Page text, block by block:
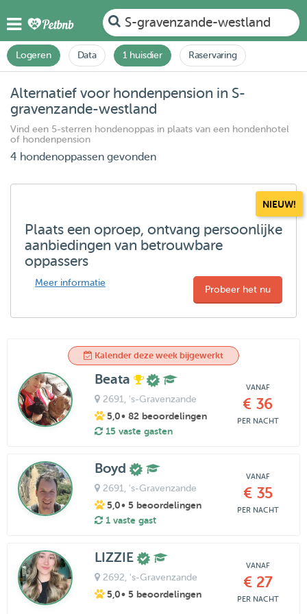
S-gravenzande-westland
Logeren Data 1 huisdier Raservaring
Alternatief voor hondenpension in S-
gravenzande-westland
Vind een 5-sterren hondenoppas in plaats van een hondenhotel
of hondenpension
4 hondenoppassen gevonden
NIEUW!
Plaats een oproep, ontvang persoonlijke
aanbiedingen van betrouwbare
oppassers
Meer informatie
Probeer het nu
Kalender deze week bijgewerkt
Beata
2691 , 's-Gravenzande
5,0• 82 beoordelingen
15 vaste gasten
VANAF
€ 36
PER NACHT
Boyd
2691 , 's-Gravenzande
5,0• 5 beoordelingen
1 vaste gast
VANAF
€ 35
PER NACHT
LIZZIE
2692 , 's-Gravenzande
5,0• 5 beoordelingen
VANAF
€ 27
PER NACHT